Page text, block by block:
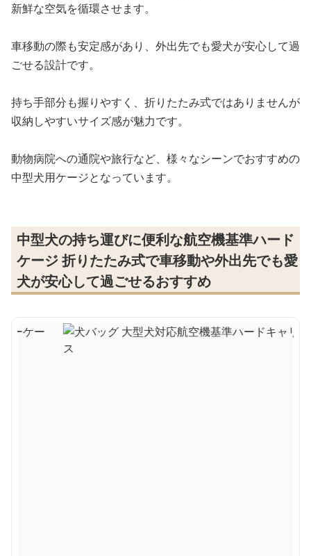
新鮮な空気を循環させます。
車移動の際も安定感があり、外出先でも愛犬が安心して過
ごせる設計です。
持ち手部分も握りやすく、折りたたみ式ではありませんが
収納しやすいサイズ感が魅力です。
動物病院への通院や旅行など、様々なシーンでおすすめの
中型犬用ケージとなっています。
中型犬の持ち運びに便利な航空機基準ハード
ケージ 折りたたみ式で車移動や外出先でも愛
犬が安心して過ごせるおすすめ